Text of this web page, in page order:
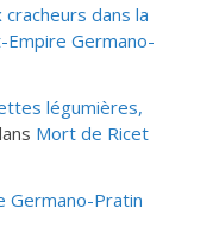
dans la
Empire Germano-
légumières,
Mort de Ricet
Germano-Pratin